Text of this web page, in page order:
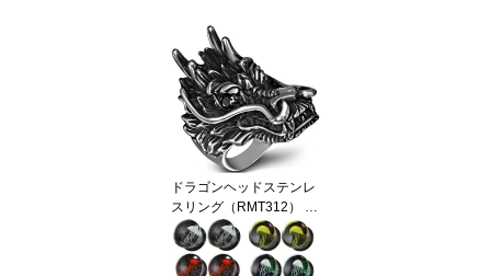
ドラゴンヘッドステンレ
スリング（RMT312） サ
イズ/26号/31号 大きな龍
の顔 竜 3D 立体 面白 指
輪 サージカルステンレス